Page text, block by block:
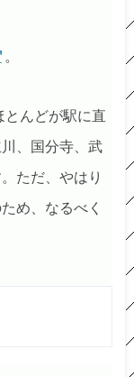
。
んどが駅に直
、国分寺、武
ただ、やはり
め、なるべく